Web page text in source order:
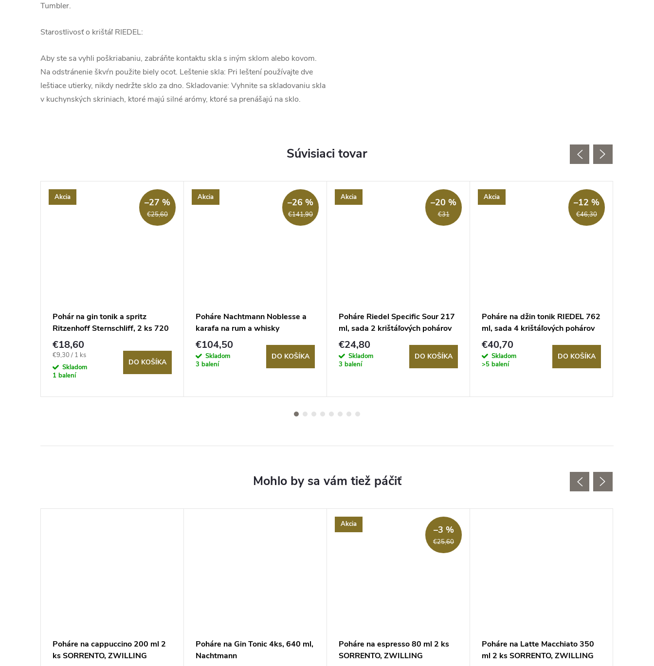
Tumbler.
Starostlivosť o krištáľ RIEDEL:
Aby ste sa vyhli poškriabaniu, zabráňte kontaktu skla s iným sklom alebo kovom.
Na odstránenie škvŕn použite biely ocot. Leštenie skla: Pri leštení používajte dve
leštiace utierky, nikdy nedržte sklo za dno. Skladovanie: Vyhnite sa skladovaniu skla
v kuchynských skriniach, ktoré majú silné arómy, ktoré sa prenášajú na sklo.
Súvisiaci tovar
Akcia
€25,60
–27 %
Pohár na gin tonik a spritz
Ritzenhoff Sternschliff, 2 ks 720
ml
€18,60
Jednotková
cena:
€9,30 / 1 ks
Skladom
1 balení
DO KOŠÍKA
Akcia
€141,90
–26 %
Poháre Nachtmann Noblesse a
karafa na rum a whisky
€104,50
Skladom
3 balení
DO KOŠÍKA
Akcia
€31
–20 %
Poháre Riedel Specific Sour 217
ml, sada 2 krištáľových pohárov
€24,80
Skladom
3 balení
DO KOŠÍKA
Akcia
€46,30
–12 %
Poháre na džin tonik RIEDEL 762
ml, sada 4 krištáľových pohárov
€40,70
Skladom
>5 balení
DO KOŠÍKA
Poháre na cappuccino 200 ml 2
ks SORRENTO, ZWILLING
Poháre na Gin Tonic 4ks, 640 ml,
Nachtmann
Akcia
€25,60
–3 %
Poháre na espresso 80 ml 2 ks
SORRENTO, ZWILLING
Poháre na Latte Macchiato 350
ml 2 ks SORRENTO, ZWILLING